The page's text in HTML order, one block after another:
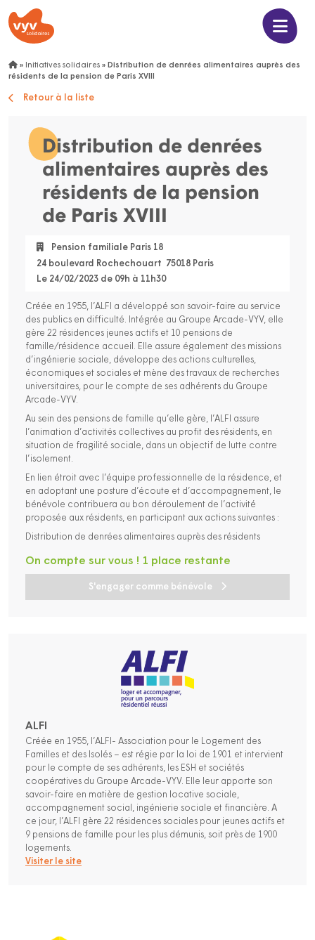
» Initiatives solidaires » Distribution de denrées alimentaires auprès des
résidents de la pension de Paris XVIII
Retour à la liste
Distribution de denrées
alimentaires auprès des
résidents de la pension
de Paris XVIII
Pension familiale Paris 18
24 boulevard Rochechouart 75018 Paris
Le 24/02/2023 de 09h à 11h30
Créée en 1955, l’ALFI a développé son savoir-faire au service
des publics en difficulté. Intégrée au Groupe Arcade-VYV, elle
gère 22 résidences jeunes actifs et 10 pensions de
famille/résidence accueil. Elle assure également des missions
d’ingénierie sociale, développe des actions culturelles,
économiques et sociales et mène des travaux de recherches
universitaires, pour le compte de ses adhérents du Groupe
Arcade-VYV.
Au sein des pensions de famille qu’elle gère, l’ALFI assure
l’animation d’activités collectives au profit des résidents, en
situation de fragilité sociale, dans un objectif de lutte contre
l’isolement.
En lien étroit avec l’équipe professionnelle de la résidence, et
en adoptant une posture d’écoute et d’accompagnement, le
bénévole contribuera au bon déroulement de l’activité
proposée aux résidents, en participant aux actions suivantes :
Distribution de denrées alimentaires auprès des résidents
S'engager comme bénévole
On compte sur vous ! 1 place restante
ALFI
Créée en 1955, l’ALFI- Association pour le Logement des
Familles et des Isolés – est régie par la loi de 1901 et intervient
pour le compte de ses adhérents, les ESH et sociétés
coopératives du Groupe Arcade-VYV. Elle leur apporte son
savoir-faire en matière de gestion locative sociale,
accompagnement social, ingénierie sociale et financière. A
ce jour, l’ALFI gère 22 résidences sociales pour jeunes actifs et
9 pensions de famille pour les plus démunis, soit près de 1900
logements.
Visiter le site